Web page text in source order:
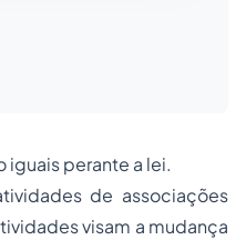
iguais perante a lei.
de associações
visam a mudança